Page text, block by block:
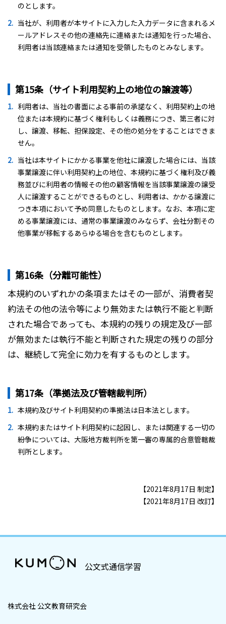
のとします。
当社が、利用者が本サイトに入力した入力データに含まれるメ
ールアドレスその他の連絡先に連絡または通知を行った場合、
利用者は当該連絡または通知を受領したものとみなします。
第15条（サイト利用契約上の地位の譲渡等）
利用者は、当社の書面による事前の承諾なく、利用契約上の地
位または本規約に基づく権利もしくは義務につき、第三者に対
し、譲渡、移転、担保設定、その他の処分をすることはできま
せん。
当社は本サイトにかかる事業を他社に譲渡した場合には、当該
事業譲渡に伴い利用契約上の地位、本規約に基づく権利及び義
務並びに利用者の情報その他の顧客情報を当該事業譲渡の譲受
人に譲渡することができるものとし、利用者は、かかる譲渡に
つき本項において予め同意したものとします。なお、本項に定
める事業譲渡には、通常の事業譲渡のみならず、会社分割その
他事業が移転するあらゆる場合を含むものとします。
第16条（分離可能性）
本規約のいずれかの条項またはその一部が、消費者契
約法その他の法令等により無効または執行不能と判断
された場合であっても、本規約の残りの規定及び一部
が無効または執行不能と判断された規定の残りの部分
は、継続して完全に効力を有するものとします。
第17条（準拠法及び管轄裁判所）
本規約及びサイト利用契約の準拠法は日本法とします。
本規約またはサイト利用契約に起因し、または関連する一切の
紛争については、大阪地方裁判所を第一審の専属的合意管轄裁
判所とします。
【2021年8月17日 制定】
【2021年8月17日 改訂】
公文式通信学習
株式会社 公文教育研究会